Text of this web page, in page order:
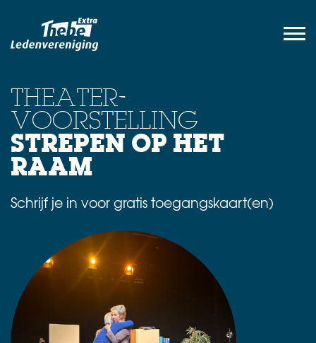
THEATER-
VOORSTELLING
STREPEN OP HET
RAAM
Schrijf je in voor gratis toegangskaart(en)